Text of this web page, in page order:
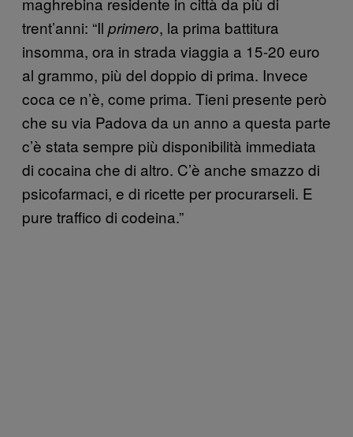
trent’anni: “Il primero, la prima battitura
insomma, ora in strada viaggia a 15-20 euro
al grammo, più del doppio di prima. Invece
coca ce n’è, come prima. Tieni presente però
che su via Padova da un anno a questa parte
c’è stata sempre più disponibilità immediata
di cocaina che di altro. C’è anche smazzo di
psicofarmaci, e di ricette per procurarseli. E
pure traffico di codeina.”